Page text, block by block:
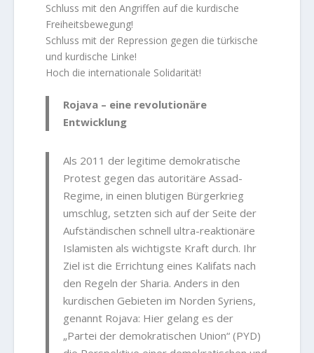
Schluss mit den Angriffen auf die kurdische
Freiheitsbewegung!
Schluss mit der Repression gegen die türkische
und kurdische Linke!
Hoch die internationale Solidarität!
Rojava – eine revolutionäre
Entwicklung
Als 2011 der legitime demokratische
Protest gegen das autoritäre Assad-
Regime, in einen blutigen Bürgerkrieg
umschlug, setzten sich auf der Seite der
Aufständischen schnell ultra-reaktionäre
Islamisten als wichtigste Kraft durch. Ihr
Ziel ist die Errichtung eines Kalifats nach
den Regeln der Sharia. Anders in den
kurdischen Gebieten im Norden Syriens,
genannt Rojava: Hier gelang es der
„Partei der demokratischen Union“ (PYD)